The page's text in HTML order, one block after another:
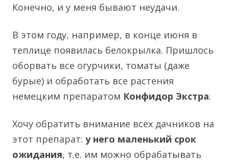
Конечно, и у меня бывают неудачи.
В этом году, например, в конце июня в
теплице появилась белокрылка. Пришлось
оборвать все огурчики, томаты (даже
бурые) и обработать все растения
немецким препаратом Конфидор Экстра.
Хочу обратить внимание всех дачников на
этот препарат: у него маленький срок
ожидания, т.е. им можно обрабатывать